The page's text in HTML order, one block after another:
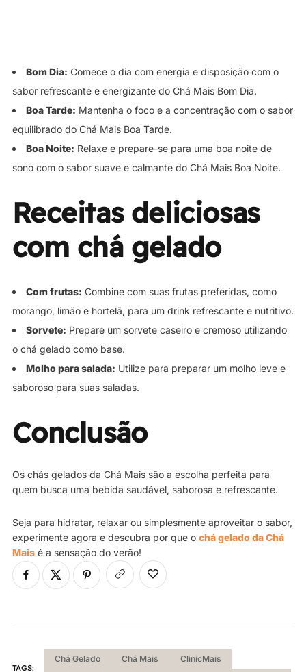
Bom Dia: Comece o dia com energia e disposição com o
sabor refrescante e energizante do Chá Mais Bom Dia.
Boa Tarde: Mantenha o foco e a concentração com o sabor
equilibrado do Chá Mais Boa Tarde.
Boa Noite: Relaxe e prepare-se para uma boa noite de
sono com o sabor suave e calmante do Chá Mais Boa Noite.
Receitas deliciosas
com chá gelado
Com frutas: Combine com suas frutas preferidas, como
morango, limão e hortelã, para um drink refrescante e nutritivo.
Sorvete: Prepare um sorvete caseiro e cremoso utilizando
o chá gelado como base.
Molho para salada: Utilize para preparar um molho leve e
saboroso para suas saladas.
Conclusão
Os chás gelados da Chá Mais são a escolha perfeita para
quem busca uma bebida saudável, saborosa e refrescante.
Seja para hidratar, relaxar ou simplesmente aproveitar o sabor,
experimente agora e descubra por que o chá gelado da Chá
Maisé a sensação do verão!
TAGS:
Chá Gelado Chá Mais ClinicMais